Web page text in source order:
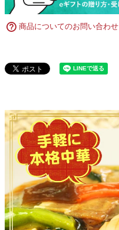
商品についてのお問い合わせ